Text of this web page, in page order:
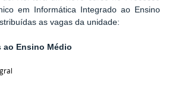
em Informática Integrado ao Ensino
as vagas da unidade:
Ensino Médio